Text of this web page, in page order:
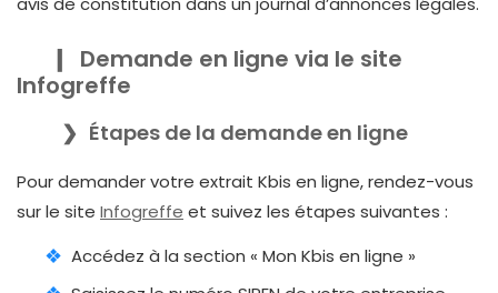
Demande en ligne via le site
Infogreffe
Étapes de la demande en ligne
Pour demander votre extrait Kbis en ligne, rendez-vous
sur le site Infogreffe et suivez les étapes suivantes :
Accédez à la section « Mon Kbis en ligne »